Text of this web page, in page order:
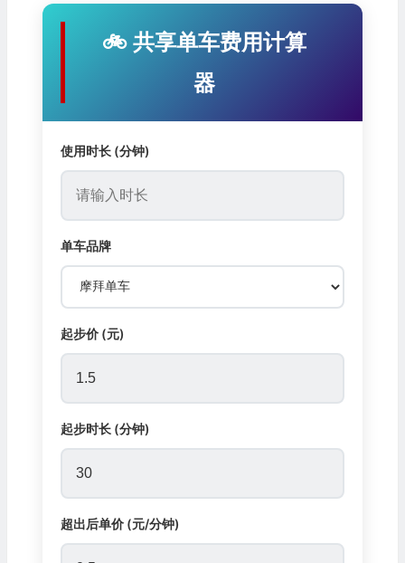
🚲 共享单车费用计算
器
使用时长 (分钟)
单车品牌
起步价 (元)
起步时长 (分钟)
超出后单价 (元/分钟)